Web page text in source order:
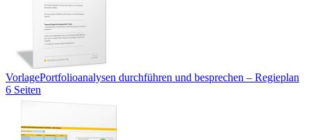
VorlagePortfolioanalysen durchführen und besprechen – Regieplan
6 Seiten